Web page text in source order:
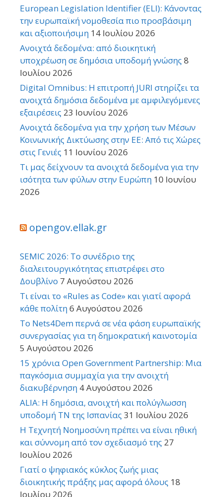
European Legislation Identifier (ELI): Κάνοντας
την ευρωπαϊκή νομοθεσία πιο προσβάσιμη
και αξιοποιήσιμη 14 Ιουλίου 2026
Ανοιχτά δεδομένα: από διοικητική
υποχρέωση σε δημόσια υποδομή γνώσης 8
Ιουλίου 2026
Digital Omnibus: Η επιτροπή JURI στηρίζει τα
ανοιχτά δημόσια δεδομένα με αμφιλεγόμενες
εξαιρέσεις 23 Ιουνίου 2026
Ανοιχτά δεδομένα για την χρήση των Μέσων
Κοινωνικής Δικτύωσης στην ΕΕ: Από τις Χώρες
στις Γενιές 11 Ιουνίου 2026
Τι μας δείχνουν τα ανοιχτά δεδομένα για την
ισότητα των φύλων στην Ευρώπη 10 Ιουνίου
2026
opengov.ellak.gr
SEMIC 2026: Το συνέδριο της
διαλειτουργικότητας επιστρέφει στο
Δουβλίνο 7 Αυγούστου 2026
Τι είναι το «Rules as Code» και γιατί αφορά
κάθε πολίτη6 Αυγούστου 2026
Το Nets4Dem περνά σε νέα φάση ευρωπαϊκής
συνεργασίας για τη δημοκρατική καινοτομία
5 Αυγούστου 2026
15 χρόνια Open Government Partnership: Μια
παγκόσμια συμμαχία για την ανοιχτή
διακυβέρνηση 4 Αυγούστου 2026
ALIA: Η δημόσια, ανοιχτή και πολύγλωσση
υποδομή ΤΝ της Ισπανίας 31 Ιουλίου 2026
Η Τεχνητή Νοημοσύνη πρέπει να είναι ηθική
και σύννομη από τον σχεδιασμό της 27
Ιουλίου 2026
Γιατί ο ψηφιακός κύκλος ζωής μιας
διοικητικής πράξης μας αφορά όλους 18
Ιουλίου 2026